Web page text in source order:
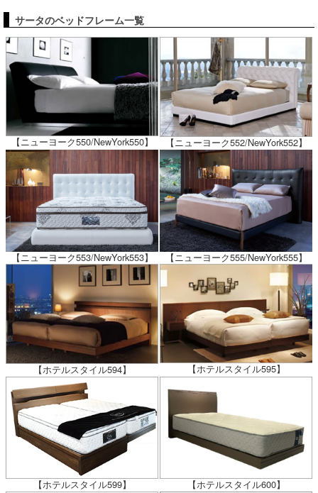
サータのベッドフレーム一覧
【ニューヨーク550/NewYork550】 【ニューヨーク552/NewYork552】
【ニューヨーク553/NewYork553】 【ニューヨーク555/NewYork555】
【ホテルスタイル594】 【ホテルスタイル595】
【ホテルスタイル599】 【ホテルスタイル600】